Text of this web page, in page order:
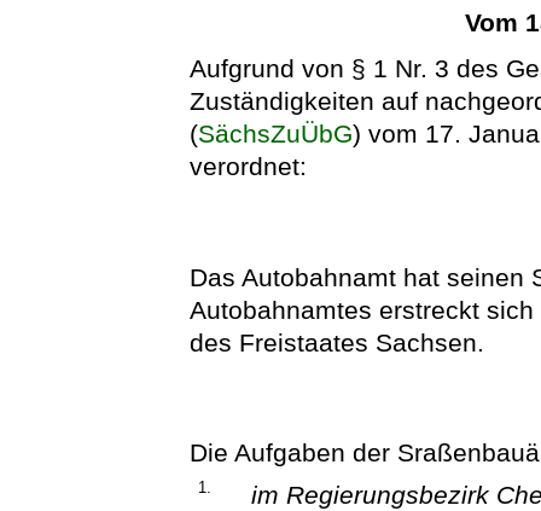
Vom
Aufgrund von § 1 Nr. 3 des
Zuständigkeiten auf
(SächsZuÜbG) vom 17.
verordnet:
Das Autobahnamt hat seinen
Autobahnamtes erstreckt
des Freistaates Sachsen.
Die Aufgaben der
1. im Regierungsbezirk